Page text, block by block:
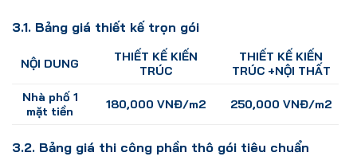
3.1. Bảng giá thiết kế trọn gói
NỘI DUNG
THIẾT KẾ KIẾN
TRÚC
THIẾT KẾ KIẾN
TRÚC +NỘI THẤT
Nhà phố 1
mặt tiền
180,000 VNĐ/m2 250,000 VNĐ/m2
3.2. Bảng giá thi công phần thô gói tiêu chuẩn